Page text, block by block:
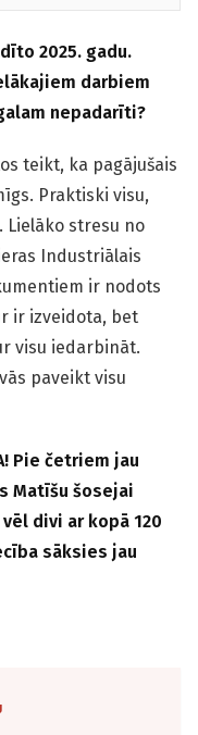
2025. gadu.
darbiem
nepadarīti?
teikt, ka pagājušais
Praktiski visu,
Lielāko stresu no
Industriālais
ir nodots
ir izveidota, bet
visu iedarbināt.
paveikt visu
Pie četriem jau
Matīšu šosejai
divi ar kopā 120
sāksies jau